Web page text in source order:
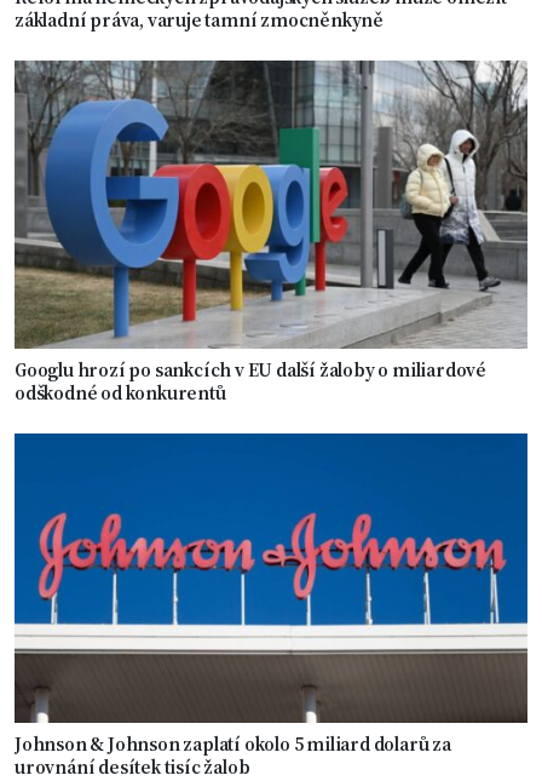
základní práva, varuje tamní zmocněnkyně
Googlu hrozí po sankcích v EU další žaloby o miliardové
odškodné od konkurentů
Johnson & Johnson zaplatí okolo 5 miliard dolarů za
urovnání desítek tisíc žalob